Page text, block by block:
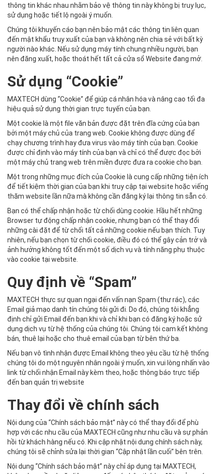
thông tin khác nhau nhằm bảo vệ thông tin này không bị truy lục,
sử dụng hoặc tiết lộ ngoài ý muốn.
Chúng tôi khuyến cáo bạn nên bảo mật các thông tin liên quan
đến mật khẩu truy xuất của bạn và không nên chia sẻ với bất kỳ
người nào khác. Nếu sử dụng máy tính chung nhiều người, bạn
nên đăng xuất, hoặc thoát hết tất cả cửa sổ Website đang mở.
Sử dụng “Cookie”
MAXTECH dùng “Cookie” để giúp cá nhân hóa và nâng cao tối đa
hiệu quả sử dụng thời gian trực tuyến của bạn.
Một cookie là một file văn bản được đặt trên đĩa cứng của bạn
bởi một máy chủ của trang web. Cookie không được dùng để
chạy chương trình hay đưa virus vào máy tính của bạn. Cookie
được chỉ định vào máy tính của bạn và chỉ có thể được đọc bởi
một máy chủ trang web trên miền được đưa ra cookie cho bạn.
Một trong những mục đích của Cookie là cung cấp những tiện ích
để tiết kiệm thời gian của bạn khi truy cập tại website hoặc viếng
thăm website lần nữa mà không cần đăng ký lại thông tin sẵn có.
Bạn có thể chấp nhận hoặc từ chối dùng cookie. Hầu hết những
Browser tự động chấp nhận cookie, nhưng bạn có thể thay đổi
những cài đặt để từ chối tất cả những cookie nếu bạn thích. Tuy
nhiên, nếu bạn chọn từ chối cookie, điều đó có thể gây cản trở và
ảnh hưởng không tốt đến một số dịch vụ và tính năng phụ thuộc
vào cookie tại website.
Quy định về “Spam”
MAXTECH thực sự quan ngại đến vấn nạn Spam (thư rác), các
Email giả mạo danh tín chúng tôi gửi đi. Do đó, chúng tôi khẳng
định chỉ gửi Email đến bạn khi và chỉ khi bạn có đăng ký hoặc sử
dụng dịch vụ từ hệ thống của chúng tôi. Chúng tôi cam kết không
bán, thuê lại hoặc cho thuê email của bạn từ bên thứ ba.
Nếu bạn vô tình nhận được Email không theo yêu cầu từ hệ thống
chúng tôi do một nguyên nhân ngoài ý muốn, xin vui lòng nhấn vào
link từ chối nhận Email này kèm theo, hoặc thông báo trực tiếp
đến ban quản trị website
Thay đổi về chính sách
Nội dung của “Chính sách bảo mật” này có thể thay đổi để phù
hợp với các nhu cầu của MAXTECH cũng như nhu cầu và sự phản
hồi từ khách hàng nếu có. Khi cập nhật nội dung chính sách này,
chúng tôi sẽ chỉnh sửa lại thời gian “Cập nhật lần cuối” bên trên.
Nội dung “Chính sách bảo mật” này chỉ áp dụng tại MAXTECH,